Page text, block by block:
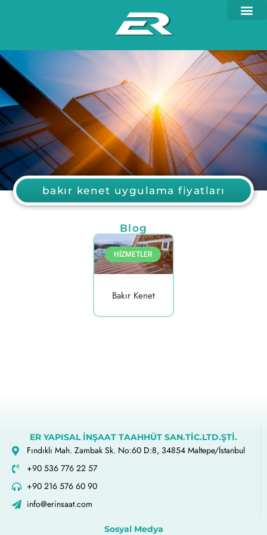
bakır kenet uygulama fiyatları
Blog
HİZMETLER
Bakır Kenet
ER YAPISAL İNŞAAT TAAHHÜT SAN.TİC.LTD.ŞTİ.
Fındıklı Mah. Zambak Sk. No:60 D:8, 34854 Maltepe/İstanbul
+90 536 776 22 57
+90 216 576 60 90
info@erinsaat.com
Sosyal Medya